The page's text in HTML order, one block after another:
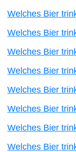
Welches Bier
Welches Bier
Welches Bier
Welches Bier
Welches Bier
Welches Bier
Welches Bier
Welches Bier